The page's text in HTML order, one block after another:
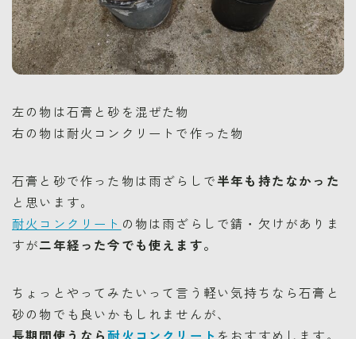
左の物は石膏と砂を混ぜた物
右の物は耐火コンクリートで作った物
石膏と砂で作った物は雨ざらしで半年も持たなかった
と思います。
耐火コンクリート の物は雨ざらしで錆・欠けがありま
すが二年経った今でも使えます。
ちょっとやってみたいって言う軽い気持ちなら石膏と
砂の物でも良いかもしれませんが、
長期間使うなら耐火コンクリート をおすすめします。